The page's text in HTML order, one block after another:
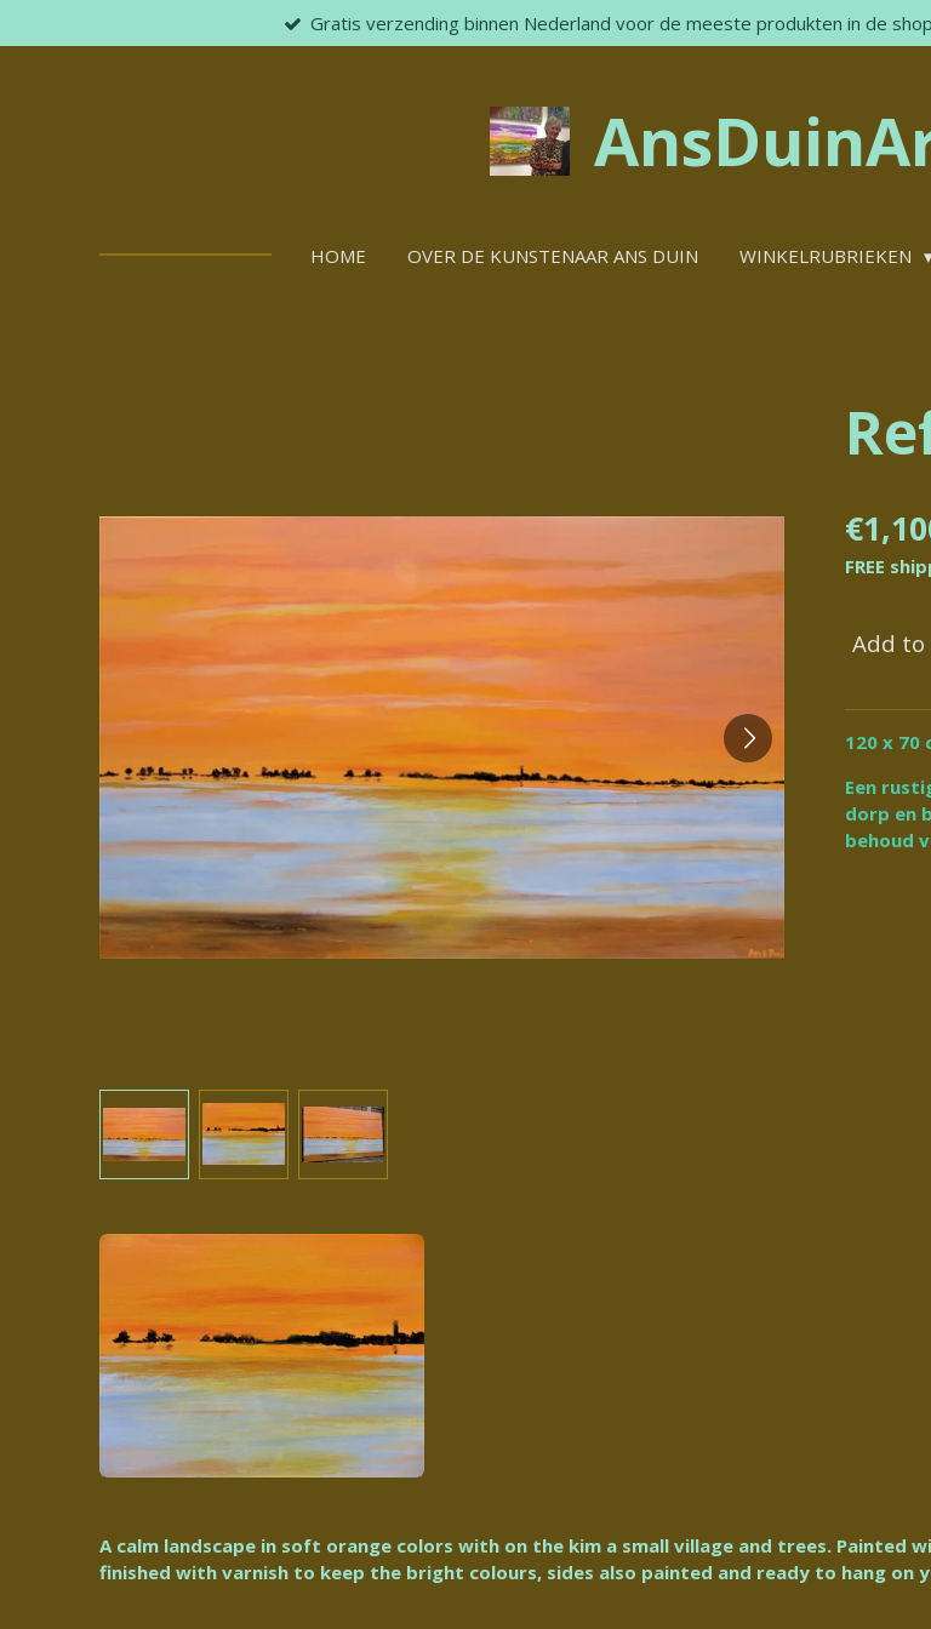
to
Gratis verzending binnen Nederland voor de meeste produkten in de
HOME OVER DE KUNSTENAAR ANS DUIN WINKELRUBRIEKEN
FREE
Add to
120 x 70
Een
dorp en
behoud
A calm landscape in soft orange colors with on the kim a small village and trees. Painted
finished with varnish to keep the bright colours, sides also painted and ready to hang on